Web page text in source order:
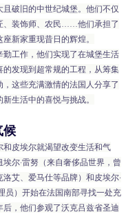
破旧的中世纪城堡。他们不仅
、装饰师、农民……他们承担了
新家重现昔日的辉煌。
勤工作，他们实现了在城堡生活
的发现到超常规的工程，从筹集
，这些充满激情的法国人分享了
生活中的喜悦与挑战。
候
和皮埃尔就渴望改变生活和气
埃尔·雷努（来自奢侈品世界，曾
艾、爱马仕等品牌）和皮埃尔·
员）开始在法国南部寻找一处充
，他们参观了沃克吕兹省圣迪